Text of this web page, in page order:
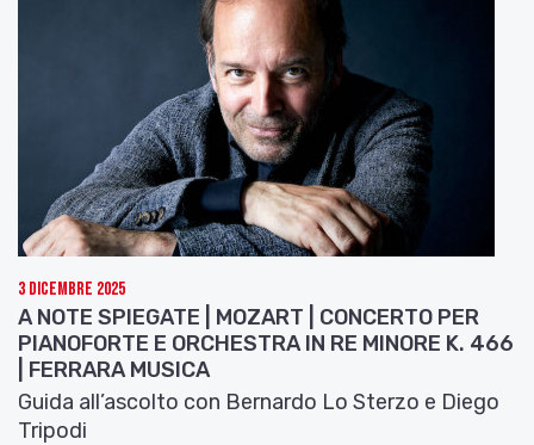
3 Dicembre 2025
A NOTE SPIEGATE | MOZART | CONCERTO PER
PIANOFORTE E ORCHESTRA IN RE MINORE K. 466
| FERRARA MUSICA
Guida all’ascolto con Bernardo Lo Sterzo e Diego
Tripodi